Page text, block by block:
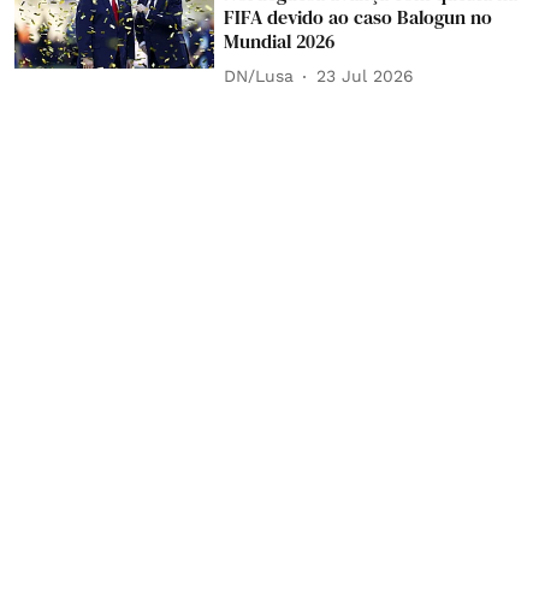
FIFA devido ao caso Balogun no
Mundial 2026
DN/Lusa 23 Jul 2026